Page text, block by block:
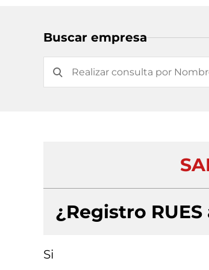
Buscar empresa
¿Registro
Si